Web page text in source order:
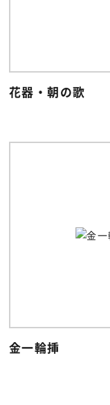
花器・朝の歌
金一輪挿